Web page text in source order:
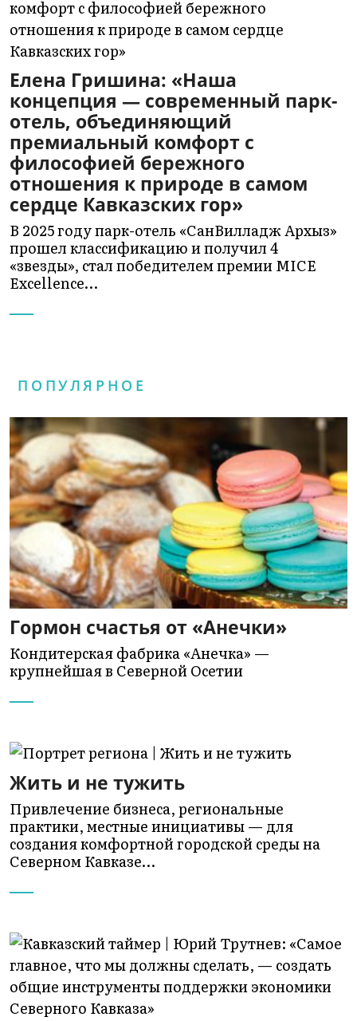
Елена Гришина: «Наша
концепция — современный парк-
отель, объединяющий
премиальный комфорт с
философией бережного
отношения к природе в самом
сердце Кавказских гор»
В 2025 году парк-отель «СанВилладж Архыз»
прошел классификацию и получил 4
«звезды», стал победителем премии MICE
Excellence…
ПОПУЛЯРНОЕ
Гормон счастья от «Анечки»
Кондитерская фабрика «Анечка» —
крупнейшая в Северной Осетии
Жить и не тужить
Привлечение бизнеса, региональные
практики, местные инициативы — для
создания комфортной городской среды на
Северном Кавказе…